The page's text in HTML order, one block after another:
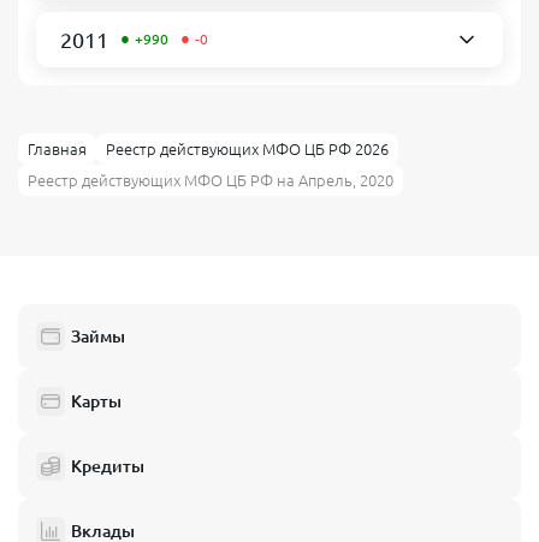
2011 • +990 • -0
Главная
Реестр действующих МФО ЦБ РФ 2026
Реестр действующих МФО ЦБ РФ на Апрель, 2020
Займы
Карты
Кредиты
Вклады